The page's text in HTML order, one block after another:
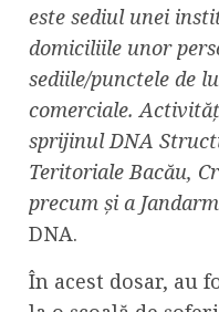
este sediul unei
domiciliile unor
sediile/punctele de
comerciale.
sprijinul DNA
Teritoriale Bacău,
precum și a
DNA.
În acest dosar, au